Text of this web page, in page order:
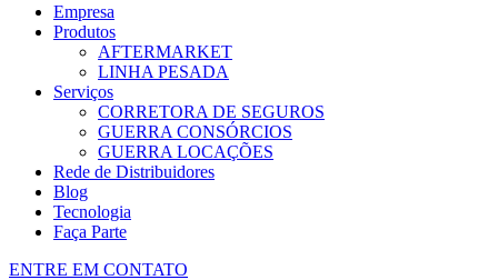
Empresa
Produtos
AFTERMARKET
LINHA PESADA
Serviços
CORRETORA DE SEGUROS
GUERRA CONSÓRCIOS
GUERRA LOCAÇÕES
Rede de Distribuidores
Blog
Tecnologia
Faça Parte
ENTRE EM CONTATO